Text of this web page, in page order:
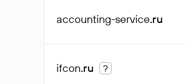
accounting-service.ru
ifcon.ru ?